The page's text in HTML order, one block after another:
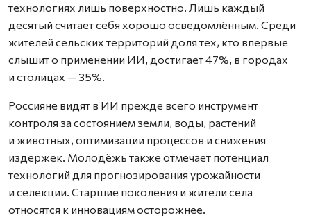
технологиях лишь поверхностно. Лишь каждый
десятый считает себя хорошо осведомлённым. Среди
жителей сельских территорий доля тех, кто впервые
слышит о применении ИИ, достигает 47%, в городах
и столицах — 35%.
Россияне видят в ИИ прежде всего инструмент
контроля за состоянием земли, воды, растений
и животных, оптимизации процессов и снижения
издержек. Молодёжь также отмечает потенциал
технологий для прогнозирования урожайности
и селекции. Старшие поколения и жители села
относятся к инновациям осторожнее.